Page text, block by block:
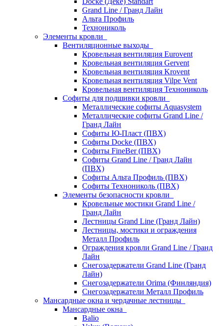
Grand Line / Гранд Лайн
Альта Профиль
Технониколь
Элементы кровли
Вентиляционные выходы
Кровельная вентиляция Eurovent
Кровельная вентиляция Gervent
Кровельная вентиляция Krovent
Кровельная вентиляция Vilpe Vent
Кровельная вентиляция Технониколь
Cофиты для подшивки кровли
Металлические софиты Aquasystem
Металлические софиты Grand Line /
Гранд Лайн
Софиты Ю-Пласт (ПВХ)
Софиты Docke (ПВХ)
Софиты FineBer (ПВХ)
Софиты Grand Line / Гранд Лайн
(ПВХ)
Софиты Альта Профиль (ПВХ)
Софиты Технониколь (ПВХ)
Элементы безопасности кровли
Кровельные мостики Grand Line /
Гранд Лайн
Лестницы Grand Line (Гранд Лайн)
Лестницы, мостики и ограждения
Металл Профиль
Ограждения кровли Grand Line / Гранд
Лайн
Снегозадержатели Grand Line (Гранд
Лайн)
Снегозадержатели Orima (Финляндия)
Снегозадержатели Металл Профиль
Мансардные окна и чердачные лестницы
Мансардные окна
Balio